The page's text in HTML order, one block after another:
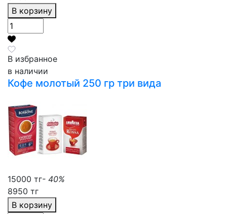
В корзину
В избранное
в наличии
Кофе молотый 250 гр три вида
15000 тг- 40%
8950 тг
В корзину